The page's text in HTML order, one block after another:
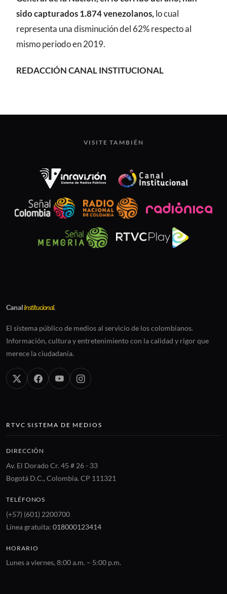
sido capturados 1.874 venezolanos, lo cual
representa una disminución del 62% respecto al
mismo periodo en 2019.
REDACCIÓN CANAL INSTITUCIONAL
VISITE TAMBIÉN
CanalInstitucional.
El sistema público de medios al servicio de los colombianos.
Información, cultura y entretenimiento con la calidad y rigor que
merece la ciudadanía.
RTVC SISTEMA DE MEDIOS
DIRECCIÓN
Av. El Dorado Cr. 45 # 26 - 33
Bogotá D.C., Colombia. CP 111321
TELÉFONOS
(+57) (601) 2200700
Línea gratuita: 018000123414
HORARIO
Lunes a viernes, 8:00 a.m. – 5:00 p.m.